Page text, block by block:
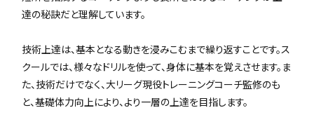
達の秘訣だと理解しています。
技術上達は、基本となる動きを浸みこむまで繰り返すことです。ス
クールでは、様々なドリルを使って、身体に基本を覚えさせます。ま
た、技術だけでなく、大リーグ現役トレーニングコーチ監修のも
と、基礎体力向上により、より一層の上達を目指します。